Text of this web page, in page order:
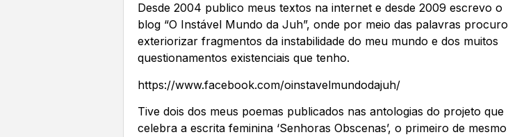
Desde 2004 publico meus textos na internet e desde 2009 escrevo o
blog “O Instável Mundo da Juh”, onde por meio das palavras procuro
exteriorizar fragmentos da instabilidade do meu mundo e dos muitos
questionamentos existenciais que tenho.
https://www.facebook.com/oinstavelmundodajuh/
Tive dois dos meus poemas publicados nas antologias do projeto que
celebra a escrita feminina ‘Senhoras Obscenas’, o primeiro de mesmo